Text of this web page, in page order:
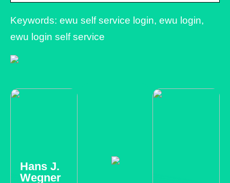
Keywords: ewu self service login, ewu login,
ewu login self service
Hans J.
Wegner